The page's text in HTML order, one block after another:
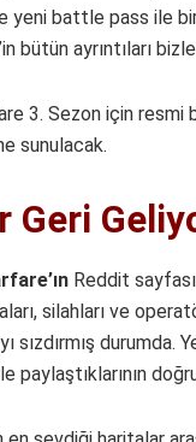
yeni battle pass ile
bütün ayrıntıları
3. Sezon için resmi
sunulacak.
Geri
Reddit
silahları ve
sızdırmış durumda.
paylaştıklarının